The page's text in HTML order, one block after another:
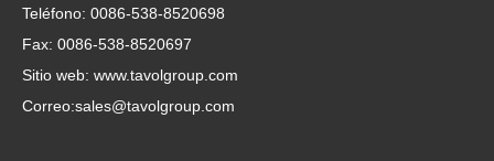
Teléfono: 0086-538-8520698
Fax: 0086-538-8520697
Sitio web: www.tavolgroup.com
Correo:sales@tavolgroup.com